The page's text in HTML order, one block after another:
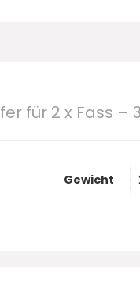
für 2 x Fass
Gewicht